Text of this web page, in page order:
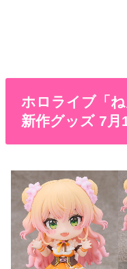
ホロライブ「
新作グッズ 7月